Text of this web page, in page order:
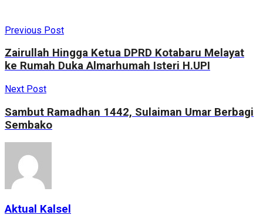
Previous Post
Zairullah Hingga Ketua DPRD Kotabaru Melayat
ke Rumah Duka Almarhumah Isteri H.UPI
Next Post
Sambut Ramadhan 1442, Sulaiman Umar Berbagi
Sembako
Aktual Kalsel